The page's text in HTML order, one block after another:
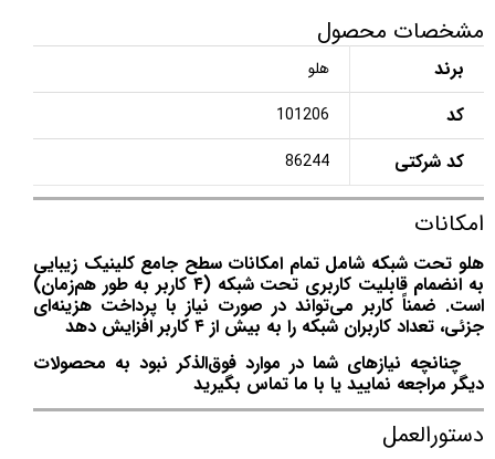
مشخصات محصول
برند هلو
کد 101206
کد شرکتی 86244
امکانات
هلو تحت شبکه شامل تمام امکانات سطح جامع کلینیک زیبایی
به انضمام قابلیت کاربری تحت شبکه (۴ کاربر به طور هم‌زمان)
است. ضمناً کاربر می‌تواند در صورت نیاز با پرداخت هزینه‌ای
جزئی، تعداد کاربران شبکه را به بیش از ۴ کاربر افزایش دهد
چنانچه نیازهای شما در موارد فوق‌الذکر نبود به محصولات
دیگر مراجعه نمایید یا با ما تماس بگیرید
دستورالعمل